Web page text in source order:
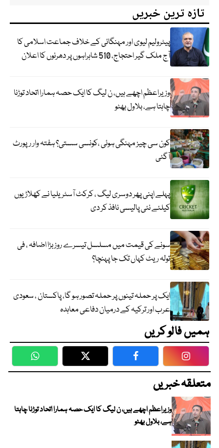
تازہ ترین خبریں
پیٹرولیم لیوی اور مہنگائی کے خلاف جماعت اسلامی کا
آج ملک گیر احتجاج، 510 شاہراہوں پر دھرنوں کا اعلان
وزیراعظم اچھے ہیں، ن لیگ کا ایک حصہ ہمارا اتحاد توڑنا
چاہتا ہے، بلاول بھٹو
کون سی چیز مہنگی ہوئی ،کونسی سستی؟ ہفتہ وار رپورٹ
آگئی
پہلے اپنی پھر دوسری لیگ ، کرکٹ آسٹریلیا نے کھلاڑیوں
کیلئے نئی پالیسی نافذ کر دی
سونے کی قیمت میں مسلسل تیسرے روز بڑا اضافہ ، فی
تولہ ریٹ کہاں تک جا پہنچا؟
ایک پر حملہ تینوں پر حملہ تصور ہو گا، پاکستان ، سعودی
عرب اور ترکیہ کے درمیان دفاعی معاہدہ
ہمیں فالو کریں
WhatsApp Twitter Facebook
متعلقہ خبریں
وزیراعظم اچھے ہیں، ن لیگ کا ایک حصہ ہمارا اتحاد توڑنا چاہتا
ہے، بلاول بھٹو